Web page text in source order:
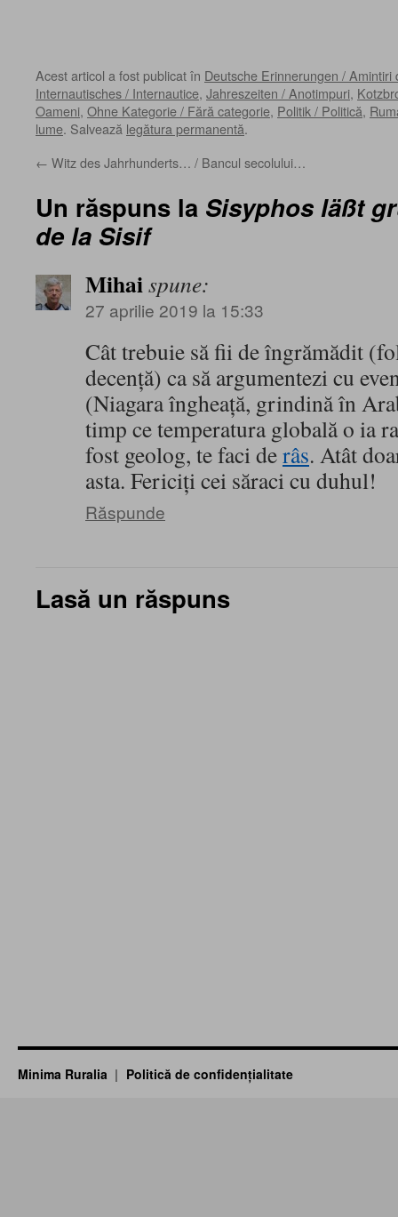
Acest articol a fost publicat în Deutsche Erinnerungen / Amintiri
Internautisches / Internautice, Jahreszeiten / Anotimpuri,
Oameni, Ohne Kategorie / Fără categorie, Politik / Politică,
lume. Salvează legătura permanentă.
← Witz des Jahrhunderts… / Bancul secolului…
Un răspuns la Sisyphos läßt
de la Sisif
Mihaispune:
27 aprilie 2019 la 15:33
Cât trebuie să fii de îngrămădit
decenţă) ca să argumentezi cu
(Niagara îngheaţă, grindină în
timp ce temperatura globală o ia
fost geolog, te faci derâs. Atât
asta. Fericiţi cei săraci cu duhul!
Răspunde
Lasă un răspuns
Minima Ruralia Politică de confidențialitate